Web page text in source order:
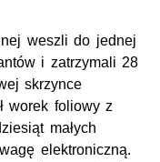
weszli do jednej
i zatrzymali 28
skrzynce
worek foliowy z
małych
elektroniczną.